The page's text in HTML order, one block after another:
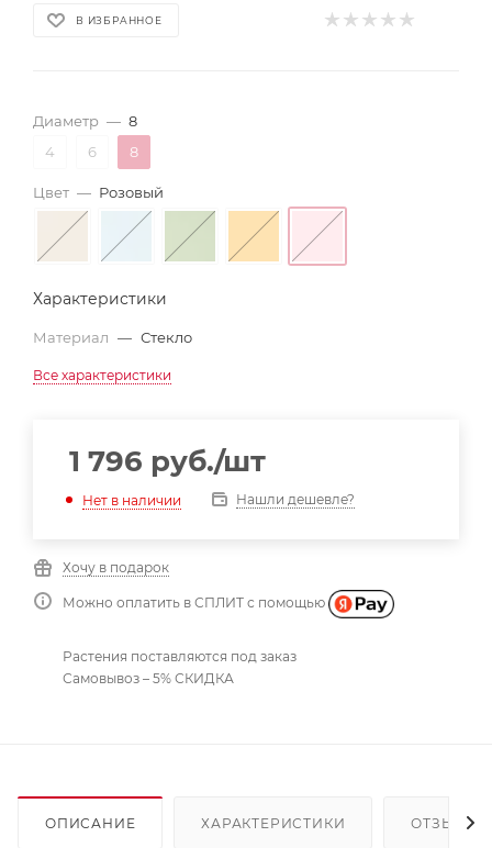
В ИЗБРАННОЕ
Диаметр — 8
4
6 8
Цвет — Розовый
Характеристики
Материал — Стекло
Все характеристики
1 796 руб./шт
Нет в наличии Нашли дешевле?
Хочу в подарок
Можно оплатить в СПЛИТ с помощью
Растения поставляются под заказ
Самовывоз – 5% СКИДКА
ОПИСАНИЕ ХАРАКТЕРИСТИКИ ОТЗЫВЫ